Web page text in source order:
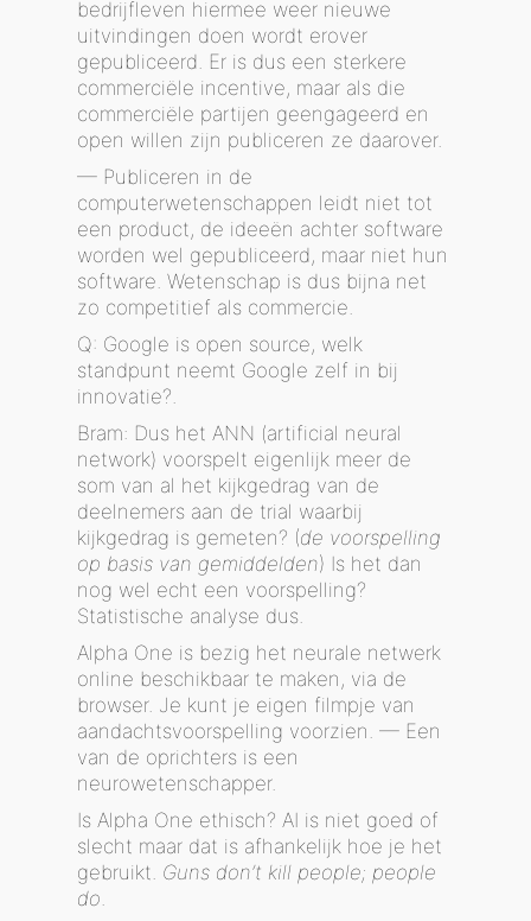
bedrijfleven hiermee weer nieuwe
uitvindingen doen wordt erover
gepubliceerd. Er is dus een sterkere
commerciële incentive, maar als die
commerciële partijen geengageerd en
open willen zijn publiceren ze daarover.
— Publiceren in de
computerwetenschappen leidt niet tot
een product, de ideeën achter software
worden wel gepubliceerd, maar niet hun
software. Wetenschap is dus bijna net
zo competitief als commercie.
Q: Google is open source, welk
standpunt neemt Google zelf in bij
innovatie?.
Bram: Dus het ANN (artificial neural
network) voorspelt eigenlijk meer de
som van al het kijkgedrag van de
deelnemers aan de trial waarbij
kijkgedrag is gemeten? (de voorspelling
op basis van gemiddelden) Is het dan
nog wel echt een voorspelling?
Statistische analyse dus.
Alpha One is bezig het neurale netwerk
online beschikbaar te maken, via de
browser. Je kunt je eigen filmpje van
aandachtsvoorspelling voorzien. — Een
van de oprichters is een
neurowetenschapper.
Is Alpha One ethisch? AI is niet goed of
slecht maar dat is afhankelijk hoe je het
gebruikt. Guns don’t kill people; people
do